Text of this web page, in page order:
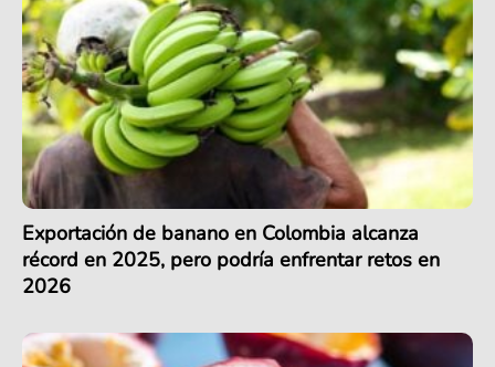
Exportación de banano en Colombia alcanza
récord en 2025, pero podría enfrentar retos en
2026